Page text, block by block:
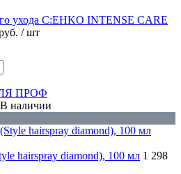
ухода C:EHKO INTENSE CARE
/ шт
ПРОФ
В наличии
hairspray diamond), 100 мл 1 298